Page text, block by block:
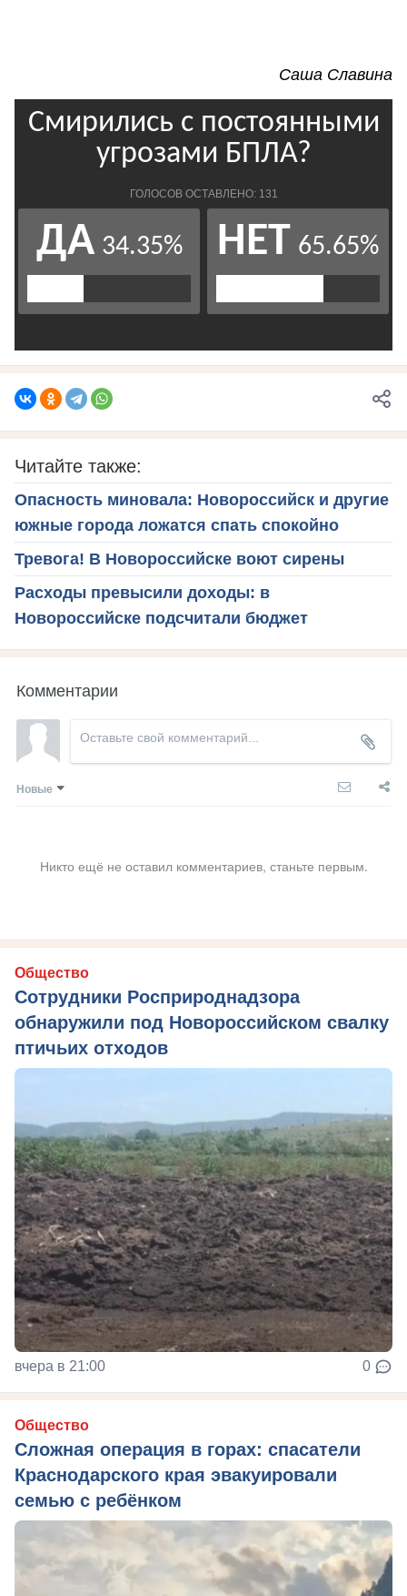
Саша Славина
Читайте также:
Опасность миновала: Новороссийск и другие
южные города ложатся спать спокойно
Тревога! В Новороссийске воют сирены
Расходы превысили доходы: в
Новороссийске подсчитали бюджет
Комментарии
Новые
Никто ещё не оставил комментариев, станьте первым.
Общество
Сотрудники Росприроднадзора
обнаружили под Новороссийском свалку
птичьих отходов
вчера в 21:00 0
Общество
Сложная операция в горах: спасатели
Краснодарского края эвакуировали
семью с ребёнком